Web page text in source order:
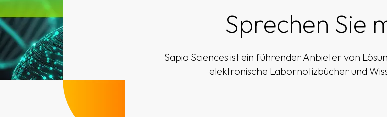
Sprechen Sie
Sapio Sciences ist ein führender Anbieter von
elektronische Labornotizbücher und